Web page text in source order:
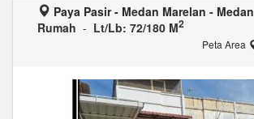
Paya Pasir - Medan Marelan - Medan
Rumah - Lt/Lb: 72/180 M2
Peta Area